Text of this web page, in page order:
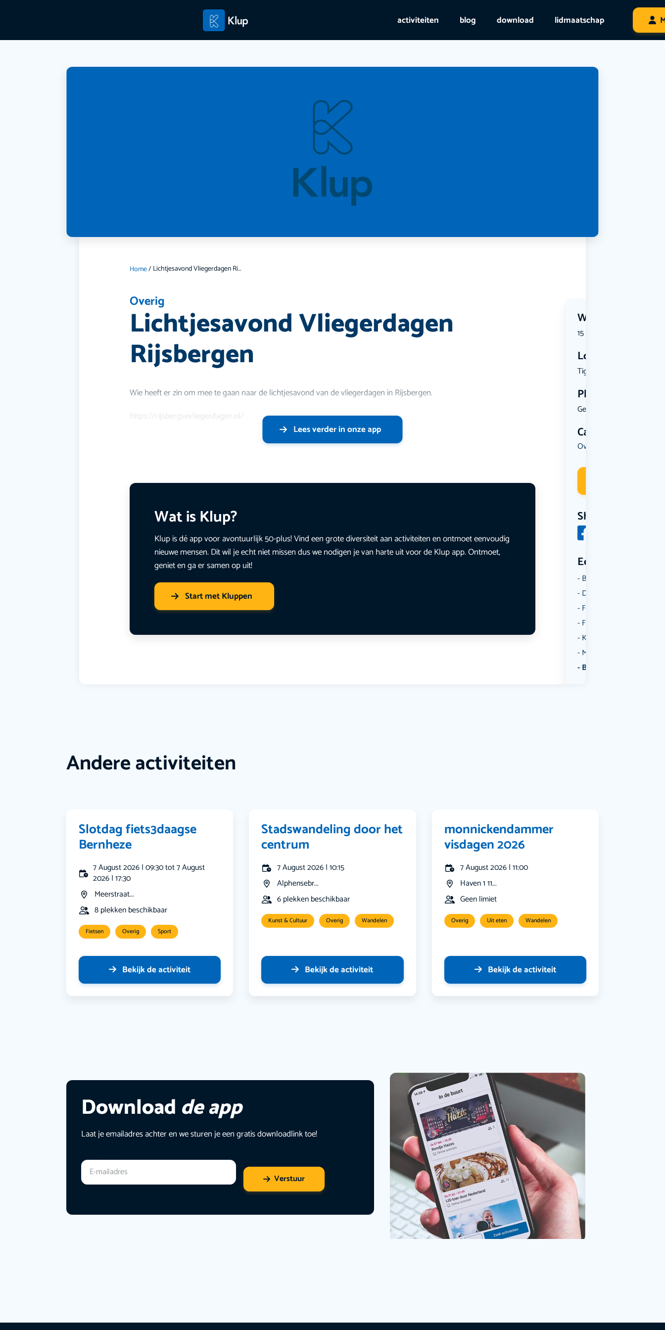
activiteiten blog download lidmaatschap
Home/ Lichtjesavond Vliegerdagen Rijsbergen
Overig
Lichtjesavond Vliegerdagen
Rijsbergen
Wanneer?
15 August 2026 | 20:00
Locatie
Tiggeltses...
Plekken
Geen limiet
Categorie
Overig
Share
Een aantal
Borrelen
Dansen
Fietsen
Film
Kunst & Cultuur
Muziek
Bekijk alle categorieën
Wie heeft er zin om mee te gaan naar de lichtjesavond van de vliegerdagen in Rijsbergen.
https://rijsbergsevliegerdagen.nl/
Lees verder in onze app
Wat is Klup?
Klup is dé app voor avontuurlijk 50-plus! Vind een grote diversiteit aan activiteiten en ontmoet eenvoudig
nieuwe mensen. Dit wil je echt niet missen dus we nodigen je van harte uit voor de Klup app. Ontmoet,
geniet en ga er samen op uit!
Start met Kluppen
Andere activiteiten
Slotdag fiets3daagse
Bernheze
7 August 2026 | 09:30 tot 7 August
2026 | 17:30
Meerstraat...
8 plekken beschikbaar
Fietsen Overig Sport
Bekijk de activiteit
Stadswandeling door het
centrum
7 August 2026 | 10:15
Alphensebr...
6 plekken beschikbaar
Kunst & Cultuur Overig Wandelen
Bekijk de activiteit
monnickendammer
visdagen 2026
7 August 2026 | 11:00
Haven 1 11...
Geen limiet
Overig Uit eten Wandelen
Bekijk de activiteit
Download de app
Laat je emailadres achter en we sturen je een gratis downloadlink toe!
Verstuur